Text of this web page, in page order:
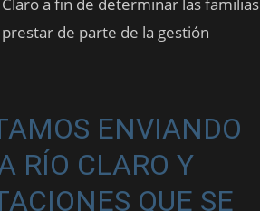
de parte de la gestión
ENVIANDO
RÍO CLARO Y
QUE SE